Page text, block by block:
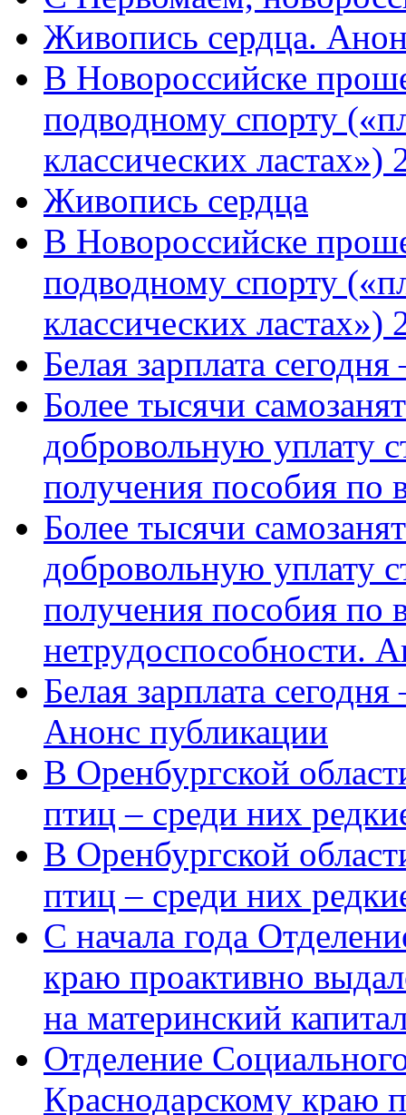
Живопись сердца.
В Новороссийске
подводному спорту
классических
Живопись сердца
В Новороссийске
подводному спорту
классических ластах»)
Белая зарплата
Более тысячи
добровольную уплату
получения пособия по
Более тысячи
добровольную уплату
получения пособия по
нетрудоспособности.
Белая зарплата
Анонс публикации
В Оренбургской
птиц – среди них
В Оренбургской
птиц – среди них
С начала года
краю проактивно
на материнский
Отделение
Краснодарскому краю